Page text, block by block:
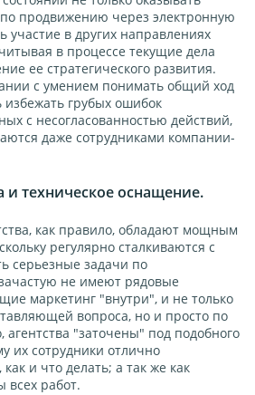
по продвижению через электронную
участие в других направлениях
в процессе текущие дела
ее стратегического развития.
с умением понимать общий ход
избежать грубых ошибок
с несогласованностью действий,
даже сотрудниками компании-
и техническое оснащение.
как правило, обладают мощным
регулярно сталкиваются с
серьезные задачи по
не имеют рядовые
маркетинг "внутри", и не только
вопроса, но и просто по
агентства "заточены" под подобного
их сотрудники отлично
и что делать; а так же как
всех работ.